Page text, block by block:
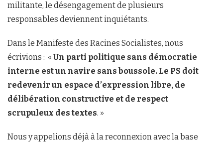
militante, le désengagement de plusieurs
responsables deviennent inquiétants.
Dans le Manifeste des Racines Socialistes, nous
écrivions : «Un parti politique sans démocratie
interne est un navire sans boussole. Le PS doit
redevenir un espace d’expression libre, de
délibération constructive et de respect
scrupuleux des textes. »
Nous y appelions déjà à la reconnexion avec la base